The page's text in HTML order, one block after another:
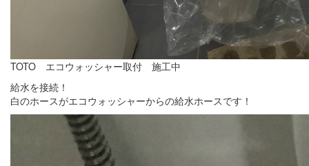
TOTO エコウォッシャー取付 施工中
給水を接続！
白のホースがエコウォッシャーからの給水ホースです！